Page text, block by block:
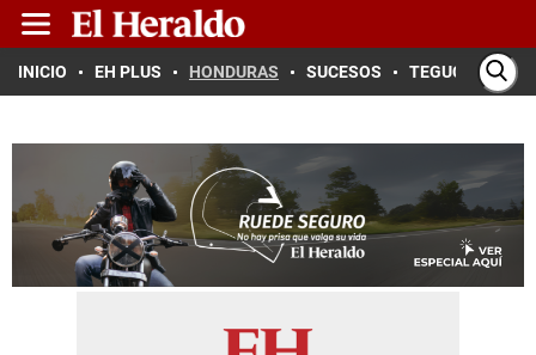
INICIO EH PLUS HONDURAS SUCESOS TEGUCIGALPA